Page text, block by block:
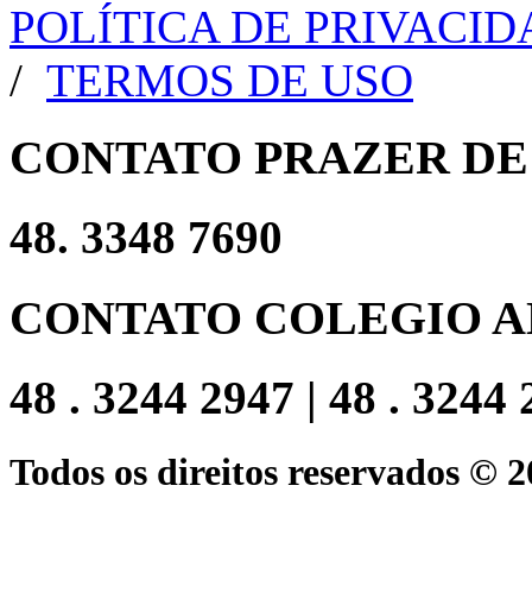
POLÍTICA DE
/ TERMOS DE USO
CONTATO PRAZER
48. 3348 7690
CONTATO COLEGIO
48 . 3244 2947 | 48 . 3244
Todos os direitos reservados ©